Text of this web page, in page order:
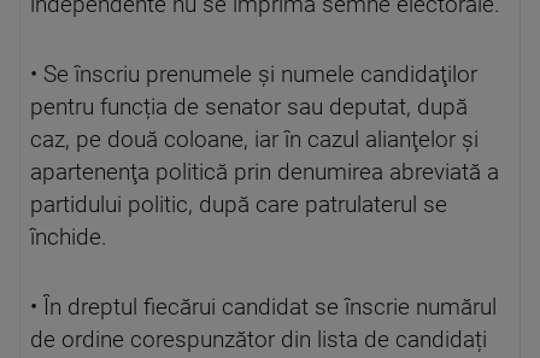
• Se înscriu prenumele și numele candidaţilor
pentru funcția de senator sau deputat, după
caz, pe două coloane, iar în cazul alianţelor și
apartenenţa politică prin denumirea abreviată a
partidului politic, după care patrulaterul se
închide.
• În dreptul fiecărui candidat se înscrie numărul
de ordine corespunzător din lista de candidați